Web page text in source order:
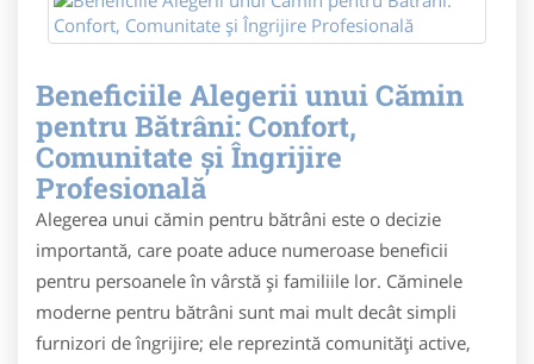
Beneficiile Alegerii unui Cămin
pentru Bătrâni: Confort,
Comunitate și Îngrijire
Profesională
Alegerea unui cămin pentru bătrâni este o decizie
importantă, care poate aduce numeroase beneficii
pentru persoanele în vârstă și familiile lor. Căminele
moderne pentru bătrâni sunt mai mult decât simpli
furnizori de îngrijire; ele reprezintă comunități active,